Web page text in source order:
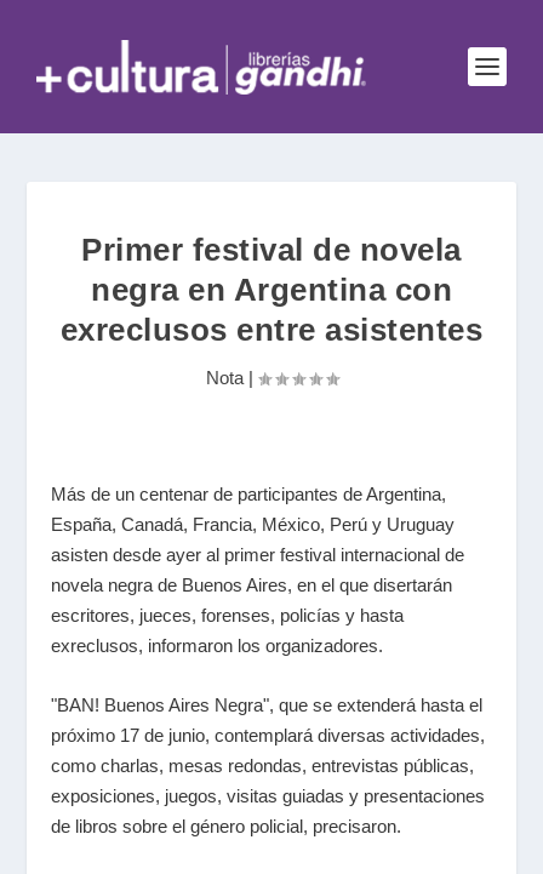
Primer festival de novela
negra en Argentina con
exreclusos entre asistentes
Nota|
Más de un centenar de participantes de Argentina,
España, Canadá, Francia, México, Perú y Uruguay
asisten desde ayer al primer festival internacional de
novela negra de Buenos Aires, en el que disertarán
escritores, jueces, forenses, policías y hasta
exreclusos, informaron los organizadores.
"BAN! Buenos Aires Negra", que se extenderá hasta el
próximo 17 de junio, contemplará diversas actividades,
como charlas, mesas redondas, entrevistas públicas,
exposiciones, juegos, visitas guiadas y presentaciones
de libros sobre el género policial, precisaron.